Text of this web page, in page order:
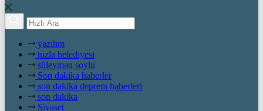
yazılım
tuzla belediyesi
süleyman soylu
Son dakika haberler
son dakika deprem haberleri
son dakika
Siyaset